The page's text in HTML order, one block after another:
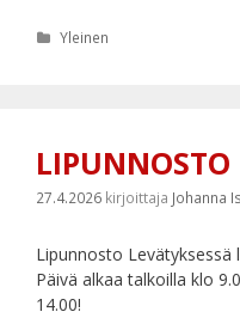
Kategoriat
Yleinen
LIPUNNOSTO
27.4.2026 kirjoittaja Johanna
Lipunnosto Levätyksessä
Päivä alkaa talkoilla klo
14.00!